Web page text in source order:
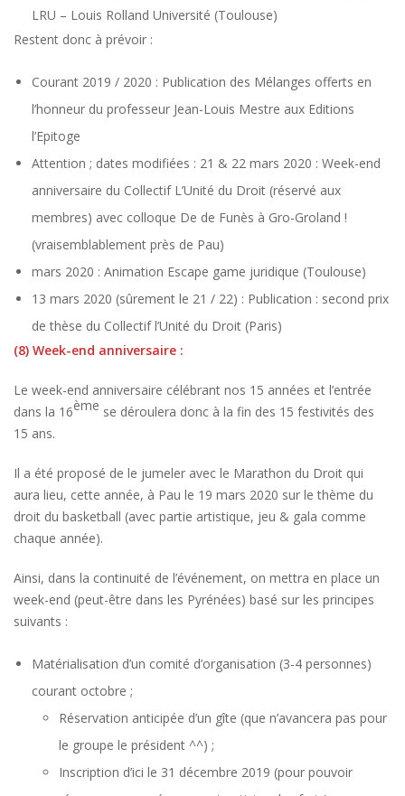
LRU – Louis Rolland Université (Toulouse)
Restent donc à prévoir :
Courant 2019 / 2020 : Publication des Mélanges offerts en
l’honneur du professeur Jean-Louis Mestre aux Editions
l’Epitoge
Attention ; dates modifiées : 21 & 22 mars 2020 : Week-end
anniversaire du Collectif L’Unité du Droit (réservé aux
membres) avec colloque De de Funès à Gro-Groland !
(vraisemblablement près de Pau)
mars 2020 : Animation Escape game juridique (Toulouse)
13 mars 2020 (sûrement le 21 / 22) : Publication : second prix
de thèse du Collectif l’Unité du Droit (Paris)
(8) Week-end anniversaire :
Le week-end anniversaire célébrant nos 15 années et l’entrée
dans la 16ème se déroulera donc à la fin des 15 festivités des
15 ans.
Il a été proposé de le jumeler avec le Marathon du Droit qui
aura lieu, cette année, à Pau le 19 mars 2020 sur le thème du
droit du basketball (avec partie artistique, jeu & gala comme
chaque année).
Ainsi, dans la continuité de l’événement, on mettra en place un
week-end (peut-être dans les Pyrénées) basé sur les principes
suivants :
Matérialisation d’un comité d’organisation (3-4 personnes)
courant octobre ;
Réservation anticipée d’un gîte (que n’avancera pas pour
le groupe le président ^^) ;
Inscription d’ici le 31 décembre 2019 (pour pouvoir